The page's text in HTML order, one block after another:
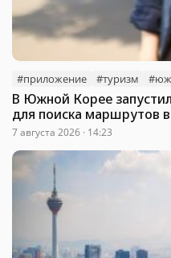
#приложение #туризм
В Южной Корее
для поиска маршрутов
7 августа 2026 · 14:23